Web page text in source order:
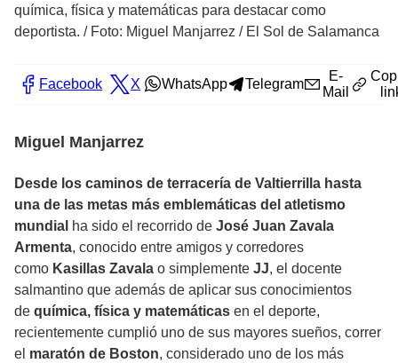
química, física y matemáticas para destacar como
deportista. / Foto: Miguel Manjarrez / El Sol de Salamanca
Facebook X WhatsApp Telegram
E-
Mail
Miguel Manjarrez
Desde los caminos de terracería de Valtierrilla hasta
una de las metas más emblemáticas del atletismo
mundial ha sido el recorrido de José Juan Zavala
Armenta, conocido entre amigos y corredores
como Kasillas Zavala o simplemente JJ, el docente
salmantino que además de aplicar sus conocimientos
de química, física y matemáticas en el deporte,
recientemente cumplió uno de sus mayores sueños, correr
el maratón de Boston, considerado uno de los más